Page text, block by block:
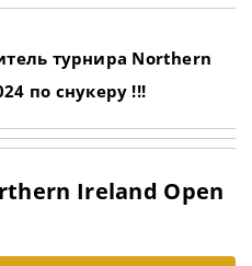
турнира Northern
по снукеру !!!
Ireland Open